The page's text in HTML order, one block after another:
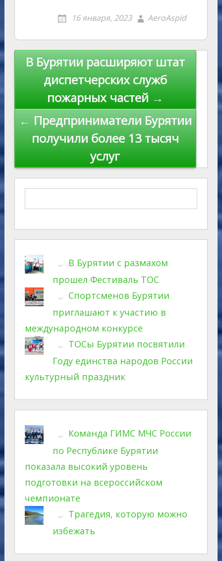
16 января, 2023 AeroAspid
Навигация
записям
В Бурятии расширяют штат
диспетчерских служб
пожарных частей →
← Предприниматели Бурятии
получили более 13 тысяч
услуг
В Бурятии с размахом
прошел Фестиваль ТОС
Спортсменов Бурятии
приглашают к участию в
международном конкурсе
ТОСы Бурятии посвятили
Году единства народов России
культурный праздник
Команда ГИМС МЧС России
по Республике Бурятии
показала высокий уровень
подготовки на всероссийском
чемпионате
Трагедия, которую можно
избежать